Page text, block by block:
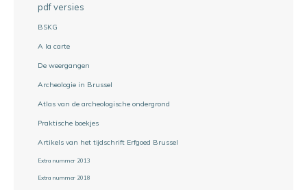
pdf versies
BSKG
A la carte
De weergangen
Archeologie in Brussel
Atlas van de archeologische ondergrond
Praktische boekjes
Artikels van het tijdschrift Erfgoed Brussel
Extra nummer 2013
Extra nummer 2018